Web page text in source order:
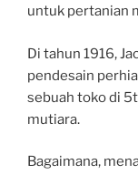
untuk pertanian
Di tahun 1916,
pendesain
sebuah toko di
mutiara.
Bagaimana,